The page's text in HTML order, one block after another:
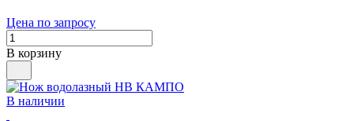
Цена по запросу
В корзину
В наличии